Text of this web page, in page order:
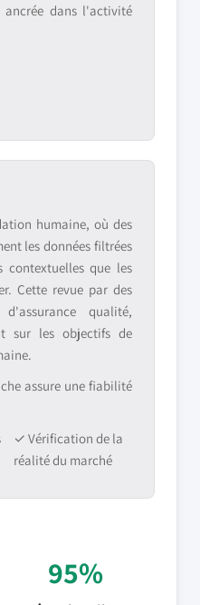
dans l'activité
humaine, où des
les données filtrées
contextuelles que les
Cette revue par des
qualité,
sur les objectifs de
assure une fiabilité
✓ Vérification de la
réalité du marché
95%